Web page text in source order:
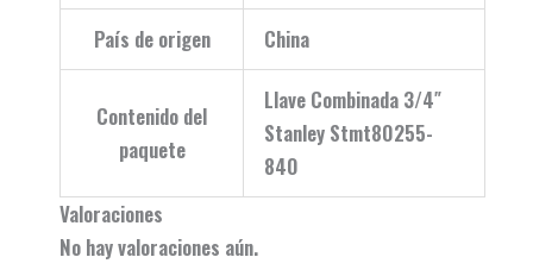
País de origen China
Contenido del
paquete
Llave Combinada 3/4″
Stanley Stmt80255-
840
Valoraciones
No hay valoraciones aún.